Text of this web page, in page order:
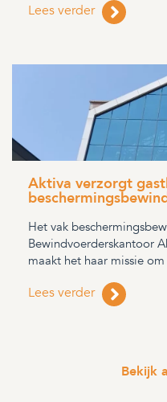
Lees verder
Aktiva verzorgt
Het vak
Bewindvoerderskantoor
maakt het haar missie
Lees verder
Bekijk